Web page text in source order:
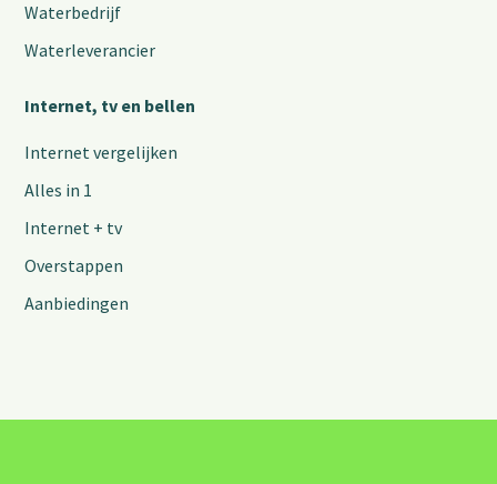
Waterbedrijf
Waterleverancier
Internet, tv en bellen
Internet vergelijken
Alles in 1
Internet + tv
Overstappen
Aanbiedingen